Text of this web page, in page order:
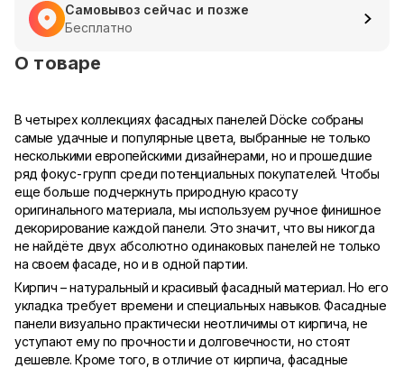
Самовывоз сейчас и позже
Бесплатно
О товаре
В четырех коллекциях фасадных панелей Döcke собраны
самые удачные и популярные цвета, выбранные не только
несколькими европейскими дизайнерами, но и прошедшие
ряд фокус-групп среди потенциальных покупателей. Чтобы
еще больше подчеркнуть природную красоту
оригинального материала, мы используем ручное финишное
декорирование каждой панели. Это значит, что вы никогда
не найдёте двух абсолютно одинаковых панелей не только
на своем фасаде, но и в одной партии.
Кирпич – натуральный и красивый фасадный материал. Но его
укладка требует времени и специальных навыков. Фасадные
панели визуально практически неотличимы от кирпича, не
уступают ему по прочности и долговечности, но стоят
дешевле. Кроме того, в отличие от кирпича, фасадные